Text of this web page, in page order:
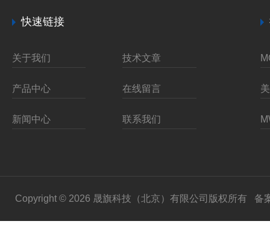
快速链接
关于我们 技术文章
产品中心 在线留言
新闻中心 联系我们
Copyright © 2026 晟旗科技（北京）有限公司版权所有 备